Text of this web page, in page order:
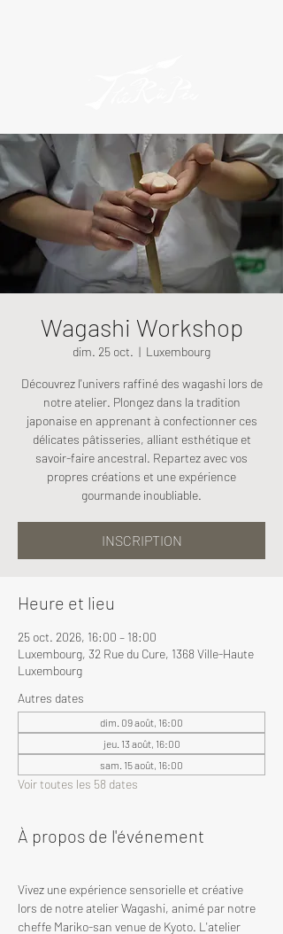
Wagashi Workshop
dim. 25 oct.
  |
Luxembourg
Découvrez l'univers raffiné des wagashi lors de
notre atelier. Plongez dans la tradition
japonaise en apprenant à confectionner ces
délicates pâtisseries, alliant esthétique et
savoir-faire ancestral. Repartez avec vos
propres créations et une expérience
gourmande inoubliable.
INSCRIPTION
Heure et lieu
25 oct. 2026, 16:00 – 18:00
Luxembourg, 32 Rue du Cure, 1368 Ville-Haute
Luxembourg
Autres dates
dim. 09 août, 16:00
jeu. 13 août, 16:00
sam. 15 août, 16:00
Voir toutes les 58 dates
À propos de l'événement
Vivez une expérience sensorielle et créative
lors de notre atelier Wagashi, animé par notre
cheffe Mariko-san venue de Kyoto. L'atelier